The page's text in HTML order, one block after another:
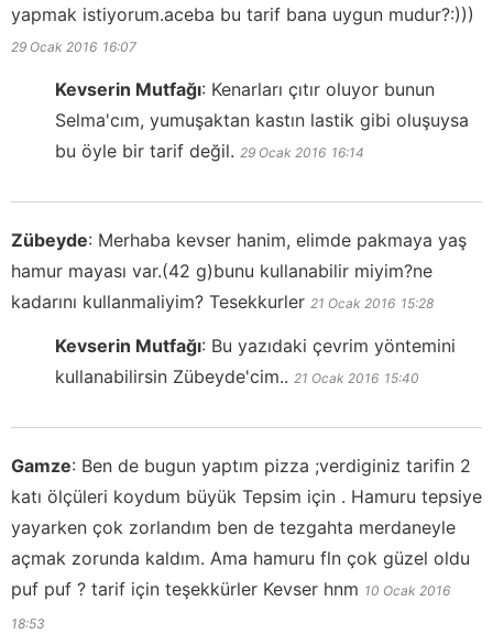
yapmak istiyorum.aceba bu tarif bana uygun mudur?:)))
29 Ocak 2016 16:07
Kevserin Mutfağı: Kenarları çıtır oluyor bunun
Selma'cım, yumuşaktan kastın lastik gibi oluşuysa
bu öyle bir tarif değil. 29 Ocak 2016 16:14
Zübeyde: Merhaba kevser hanim, elimde pakmaya yaş
hamur mayası var.(42 g)bunu kullanabilir miyim?ne
kadarını kullanmaliyim? Tesekkurler 21 Ocak 2016 15:28
Kevserin Mutfağı: Bu yazıdaki çevrim yöntemini
kullanabilirsin Zübeyde'cim.. 21 Ocak 2016 15:40
Gamze: Ben de bugun yaptım pizza ;verdiginiz tarifin 2
katı ölçüleri koydum büyük Tepsim için . Hamuru tepsiye
yayarken çok zorlandım ben de tezgahta merdaneyle
açmak zorunda kaldım. Ama hamuru fln çok güzel oldu
puf puf ? tarif için teşekkürler Kevser hnm 10 Ocak 2016
18:53